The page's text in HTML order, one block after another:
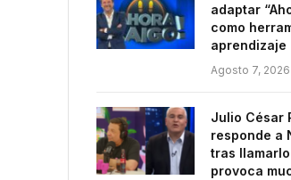
adaptar
como
aprendizaje
Agosto 7, 2026
Julio César
responde a
tras llamarlo
provoca